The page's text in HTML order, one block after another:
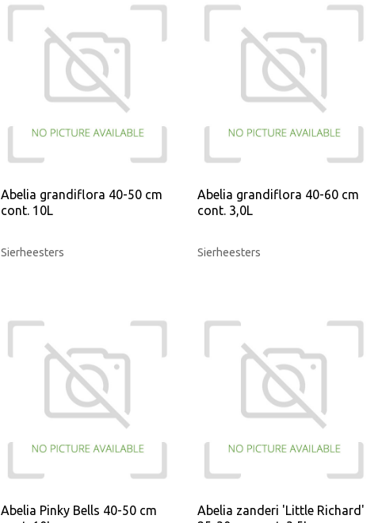
Abelia grandiflora 40-50 cm
cont. 10L
Sierheesters
Abelia grandiflora 40-60 cm
cont. 3,0L
Sierheesters
Abelia Pinky Bells 40-50 cm
Abelia zanderi 'Little Richard'